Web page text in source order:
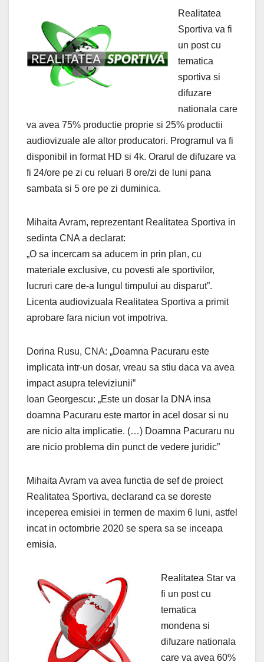
Realitatea
Sportiva va fi
un post cu
tematica
sportiva si
difuzare
nationala care
va avea 75% productie proprie si 25% productii
audiovizuale ale altor producatori. Programul va fi
disponibil in format HD si 4k. Orarul de difuzare va
fi 24/ore pe zi cu reluari 8 ore/zi de luni pana
sambata si 5 ore pe zi duminica.
Mihaita Avram, reprezentant Realitatea Sportiva in
sedinta CNA a declarat:
„O sa incercam sa aducem in prin plan, cu
materiale exclusive, cu povesti ale sportivilor,
lucruri care de-a lungul timpului au disparut”.
Licenta audiovizuala Realitatea Sportiva a primit
aprobare fara niciun vot impotriva.
Dorina Rusu, CNA: „Doamna Pacuraru este
implicata intr-un dosar, vreau sa stiu daca va avea
impact asupra televiziunii”
Ioan Georgescu: „Este un dosar la DNA insa
doamna Pacuraru este martor in acel dosar si nu
are nicio alta implicatie. (…) Doamna Pacuraru nu
are nicio problema din punct de vedere juridic”
Mihaita Avram va avea functia de sef de proiect
Realitatea Sportiva, declarand ca se doreste
inceperea emisiei in termen de maxim 6 luni, astfel
incat in octombrie 2020 se spera sa se inceapa
emisia.
Realitatea Star va
fi un post cu
tematica
mondena si
difuzare nationala
care va avea 60%